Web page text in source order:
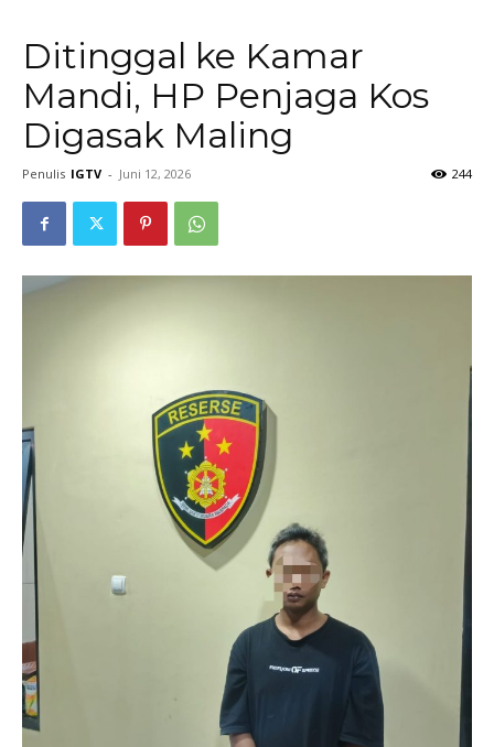
Ditinggal ke Kamar
Mandi, HP Penjaga Kos
Digasak Maling
Penulis IGTV - Juni 12, 2026 244